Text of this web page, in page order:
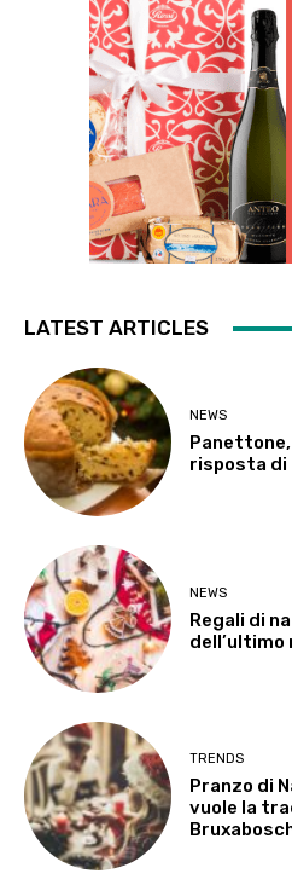
LATEST ARTICLES
NEWS
Panettone,
risposta di
NEWS
Regali di
dell’ultimo
TRENDS
Pranzo di
vuole la